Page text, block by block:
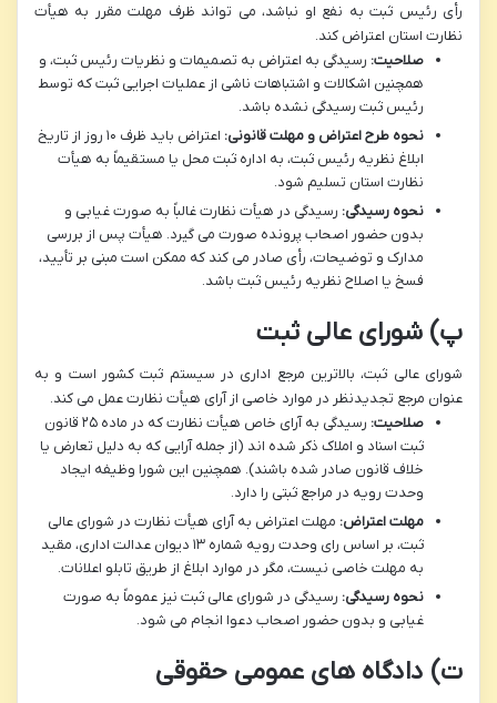
رأی رئیس ثبت به نفع او نباشد، می تواند ظرف مهلت مقرر به هیأت
نظارت استان اعتراض کند.
صلاحیت: رسیدگی به اعتراض به تصمیمات و نظریات رئیس ثبت، و
همچنین اشکالات و اشتباهات ناشی از عملیات اجرایی ثبت که توسط
رئیس ثبت رسیدگی نشده باشد.
نحوه طرح اعتراض و مهلت قانونی:
اعتراض باید ظرف ۱۰ روز از تاریخ
ابلاغ نظریه رئیس ثبت، به اداره ثبت محل یا مستقیماً به هیأت
نظارت استان تسلیم شود.
نحوه رسیدگی: رسیدگی در هیأت نظارت غالباً به صورت غیابی و
بدون حضور اصحاب پرونده صورت می گیرد. هیأت پس از بررسی
مدارک و توضیحات، رأی صادر می کند که ممکن است مبنی بر تأیید،
فسخ یا اصلاح نظریه رئیس ثبت باشد.
پ) شورای عالی ثبت
شورای عالی ثبت، بالاترین مرجع اداری در سیستم ثبت کشور است و به
عنوان مرجع تجدیدنظر در موارد خاصی از آرای هیأت نظارت عمل می کند.
صلاحیت:
رسیدگی به آرای خاص هیأت نظارت که در ماده ۲۵ قانون
ثبت اسناد و املاک ذکر شده اند (از جمله آرایی که به دلیل تعارض یا
خلاف قانون صادر شده باشند). همچنین این شورا وظیفه ایجاد
وحدت رویه در مراجع ثبتی را دارد.
مهلت اعتراض: مهلت اعتراض به آرای هیأت نظارت در شورای عالی
ثبت، بر اساس رای وحدت رویه شماره ۱۳ دیوان عدالت اداری، مقید
به مهلت خاصی نیست، مگر در موارد ابلاغ از طریق تابلو اعلانات.
نحوه رسیدگی: رسیدگی در شورای عالی ثبت نیز عموماً به صورت
غیابی و بدون حضور اصحاب دعوا انجام می شود.
ت) دادگاه های عمومی حقوقی